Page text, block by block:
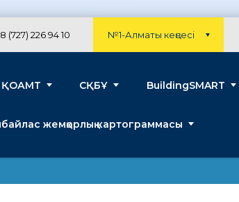
№1-Алматы кеңсесі
8 (727) 226 94 10
ҚОАМТ СҚБҰ BuildingSMART
жемқорлық картограммасы